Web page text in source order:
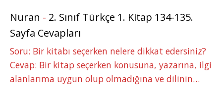
Nuran - 2. Sınıf Türkçe 1. Kitap 134-135.
Sayfa Cevapları
Soru: Bir kitabı seçerken nelere dikkat edersiniz?
Cevap: Bir kitap seçerken konusuna, yazarına, ilgi
alanlarıma uygun olup olmadığına ve dilinin…